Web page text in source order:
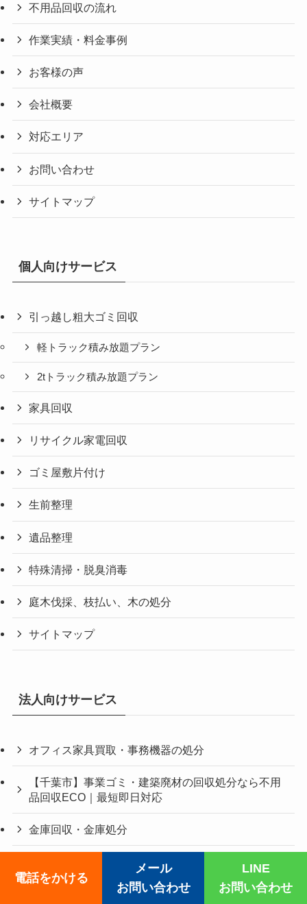
不用品回収の流れ
作業実績・料金事例
お客様の声
会社概要
対応エリア
お問い合わせ
サイトマップ
個人向けサービス
引っ越し粗大ゴミ回収
軽トラック積み放題プラン
2tトラック積み放題プラン
家具回収
リサイクル家電回収
ゴミ屋敷片付け
生前整理
遺品整理
特殊清掃・脱臭消毒
庭木伐採、枝払い、木の処分
サイトマップ
法人向けサービス
オフィス家具買取・事務機器の処分
【千葉市】事業ゴミ・建築廃材の回収処分なら不用
品回収ECO｜最短即日対応
金庫回収・金庫処分
店舗解体・テナント解体工事
電話をかける
メール
お問い合わせ
LINE
お問い合わせ